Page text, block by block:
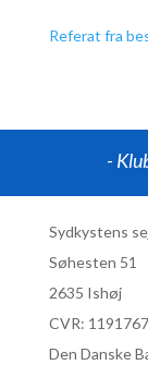
Referat fra
-
Sydkystens
Søhesten 51
2635 Ishøj
CVR:
Den Danske